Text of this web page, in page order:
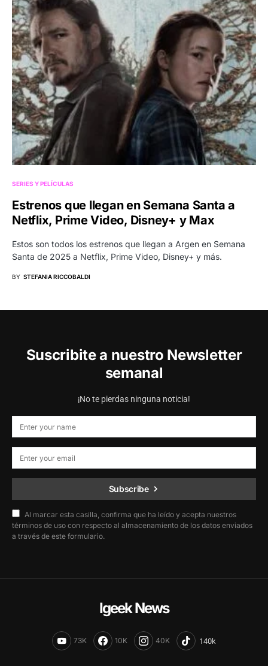
SERIES Y PELÍCULAS
Estrenos que llegan en Semana Santa a
Netflix, Prime Video, Disney+ y Max
Estos son todos los estrenos que llegan a Argen en Semana
Santa de 2025 a Netflix, Prime Video, Disney+ y más.
BY STEFANIA RICCOBALDI
Suscribite a nuestro Newsletter
semanal
¡No te pierdas ninguna noticia!
Subscribe
Al marcar esta casilla, confirma que ha leído y acepta nuestros
términos de uso con respecto al almacenamiento de los datos enviados
a través de este formulario.
Igeek News
73K 10K 40K